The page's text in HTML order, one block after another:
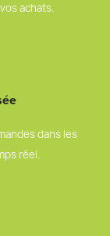
achats.
dans les
réel.